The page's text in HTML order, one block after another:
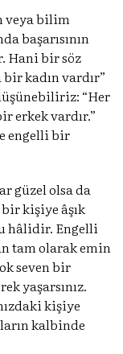
veya bilim
başarısının
Hani bir söz
bir kadın vardır”
“Her
erkek vardır.”
engelli bir
güzel olsa da
kişiye âşık
hâlidir. Engelli
tam olarak emin
seven bir
yaşarsınız.
kişiye
kalbinde